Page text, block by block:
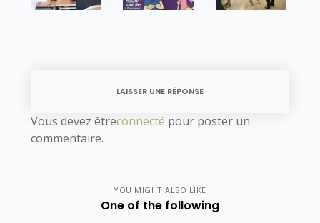
LAISSER UNE RÉPONSE
Vous devez êtreconnecté pour poster un
commentaire.
YOU MIGHT ALSO LIKE
One of the following